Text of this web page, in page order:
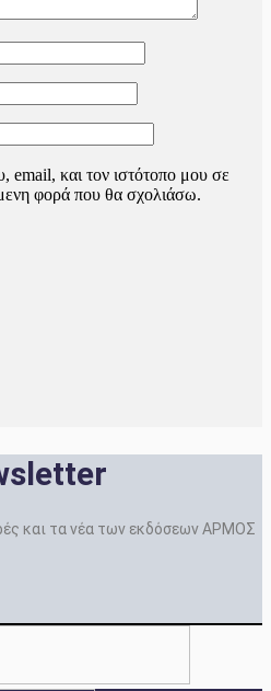
και τον ιστότοπο μου σε
φορά που θα σχολιάσω.
και τα νέα των εκδόσεων ΑΡΜΟΣ